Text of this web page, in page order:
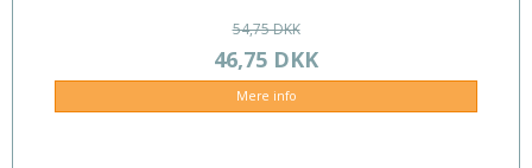
54,75 DKK
46,75 DKK
Mere info